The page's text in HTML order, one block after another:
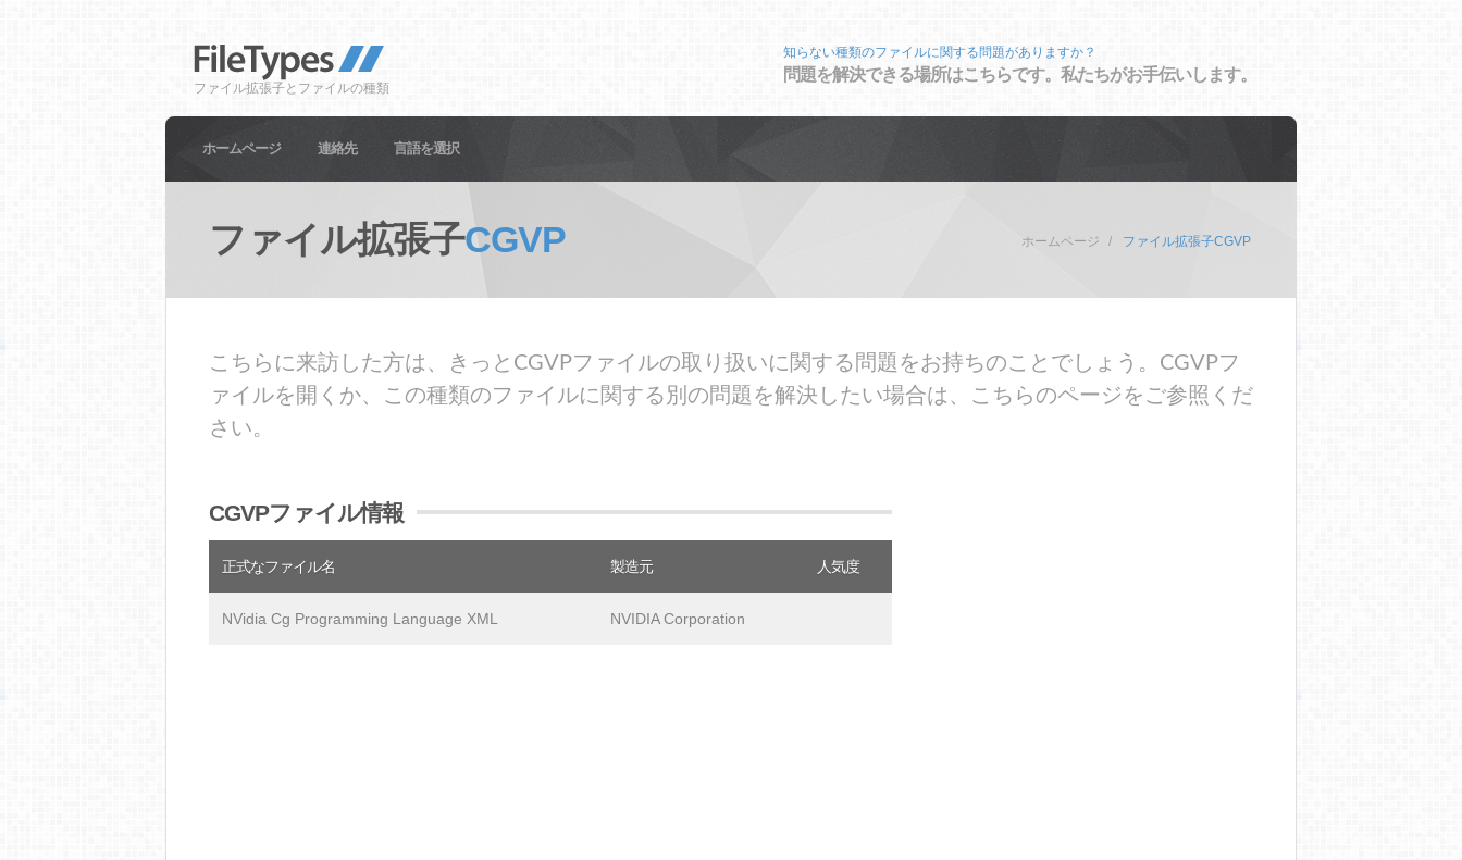
ファイル拡張子とファイルの種類
知らない種類のファイルに関する問題がありますか？
問題を解決できる場所はこちらです。私たちがお手伝いします。
ホームページ 連絡先 言語を選択
ファイル拡張子CGVP ホームページ ファイル拡張子CGVP
こちらに来訪した方は、きっとCGVPファイルの取り扱いに関する問題をお持ちのことでしょう。CGVPフ
ァイルを開くか、この種類のファイルに関する別の問題を解決したい場合は、こちらのページをご参照くだ
さい。
CGVPファイル情報
正式なファイル名 製造元 人気度
NVidia Cg Programming Language XML NVIDIA Corporation